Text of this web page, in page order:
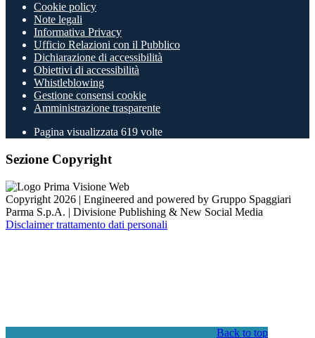
Cookie policy
Note legali
Informativa Privacy
Ufficio Relazioni con il Pubblico
Dichiarazione di accessibilità
Obiettivi di accessibilità
Whistleblowing
Gestione consensi cookie
Amministrazione trasparente
Pagina visualizzata 619 volte
Sezione Copyright
Copyright 2026 | Engineered and powered by Gruppo Spaggiari
Parma S.p.A. | Divisione Publishing & New Social Media
Disclaimer trattamento dati personali
Back to top